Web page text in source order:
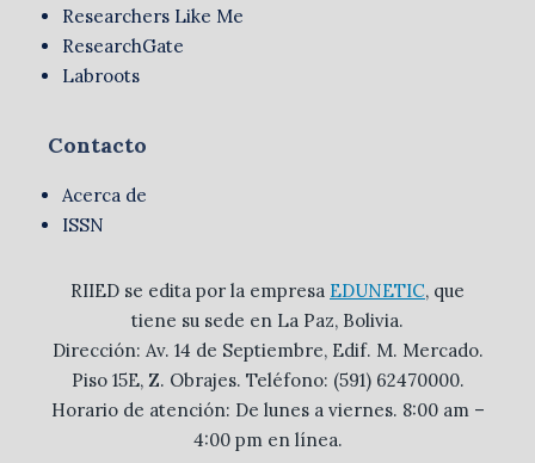
Researchers Like Me
ResearchGate
Labroots
Contacto
Acerca de
ISSN
RIIED se edita por la empresa EDUNETIC, que
tiene su sede en La Paz, Bolivia.
Dirección: Av. 14 de Septiembre, Edif. M. Mercado.
Piso 15E, Z. Obrajes. Teléfono: (591) 62470000.
Horario de atención: De lunes a viernes. 8:00 am –
4:00 pm en línea.